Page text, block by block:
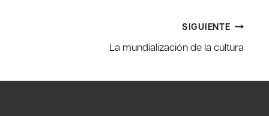
SIGUIENTE
La mundialización de la cultura